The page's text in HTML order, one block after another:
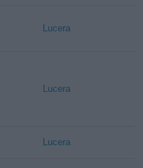
Lucera
Lucera
Lucera